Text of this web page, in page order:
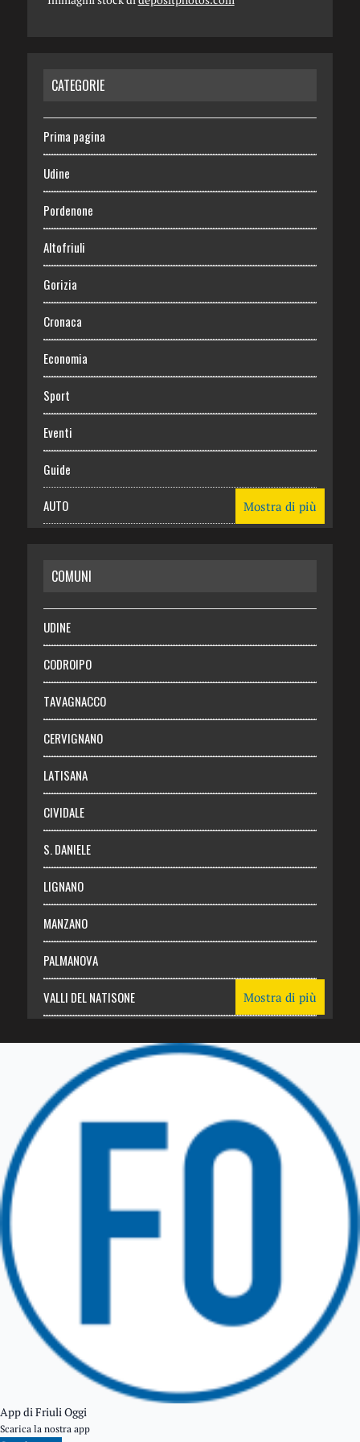
CATEGORIE
Prima pagina
Udine
Pordenone
Altofriuli
Gorizia
Cronaca
Economia
Sport
Eventi
Guide
AUTO
RISPARMIO
SALUTE
Necrologie
Chi siamo
Abbonati
Login
Mostra di più
COMUNI
UDINE
CODROIPO
TAVAGNACCO
CERVIGNANO
LATISANA
CIVIDALE
S. DANIELE
LIGNANO
MANZANO
PALMANOVA
VALLI DEL NATISONE
TRICESIMO
TARCENTO
GEMONA DEL FRIULI
Mostra di più
App di Friuli Oggi
Scarica la nostra app